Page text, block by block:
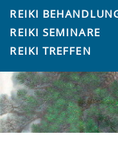
REIKI
REIKI SEMINARE
REIKI TREFFEN